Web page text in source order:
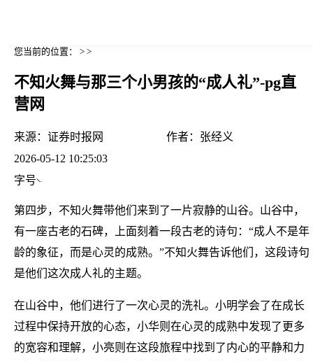
您当前的位置： > >
不知火舞与那三个小男孩的“成人礼”-pg直
营网
来源： 证券时报网 作者： 张经义
2026-05-12 10:25:03
字号
第四步，不知火舞带他们来到了一片寂静的山谷。山谷中，
有一座古老的石碑，上面刻着一段古老的诗句：“成人不是年
龄的象征，而是心灵的成熟。”不知火舞告诉他们，这段诗句
是他们这次成人礼的主题。
在山谷中，他们进行了一次心灵的洗礼。小明学会了在成长
过程中保持开放的心态，小华则在心灵的成熟中发现了更多
的宽容和理解，小亮则在这段旅程中找到了内心的平静和力